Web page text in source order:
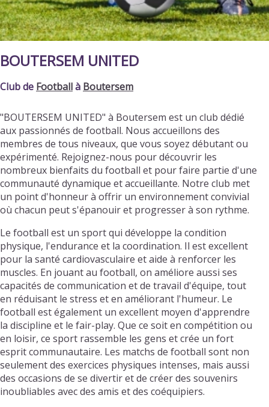
BOUTERSEM UNITED
Club de Footballà Boutersem
"BOUTERSEM UNITED" à Boutersem est un club dédié
aux passionnés de football. Nous accueillons des
membres de tous niveaux, que vous soyez débutant ou
expérimenté. Rejoignez-nous pour découvrir les
nombreux bienfaits du football et pour faire partie d'une
communauté dynamique et accueillante. Notre club met
un point d'honneur à offrir un environnement convivial
où chacun peut s'épanouir et progresser à son rythme.
Le football est un sport qui développe la condition
physique, l'endurance et la coordination. Il est excellent
pour la santé cardiovasculaire et aide à renforcer les
muscles. En jouant au football, on améliore aussi ses
capacités de communication et de travail d'équipe, tout
en réduisant le stress et en améliorant l'humeur. Le
football est également un excellent moyen d'apprendre
la discipline et le fair-play. Que ce soit en compétition ou
en loisir, ce sport rassemble les gens et crée un fort
esprit communautaire. Les matchs de football sont non
seulement des exercices physiques intenses, mais aussi
des occasions de se divertir et de créer des souvenirs
inoubliables avec des amis et des coéquipiers.